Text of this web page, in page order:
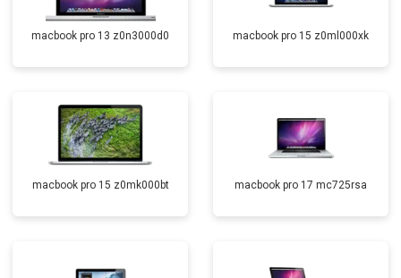
macbook pro 13 z0n3000d0 macbook pro 15 z0ml000xk
macbook pro 15 z0mk000bt macbook pro 17 mc725rsa